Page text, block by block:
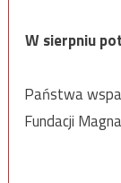
W sierpniu
Państwa
Fundacji